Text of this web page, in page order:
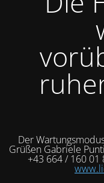
Der
Grüßen Gabriele
+43 664 / 160 01